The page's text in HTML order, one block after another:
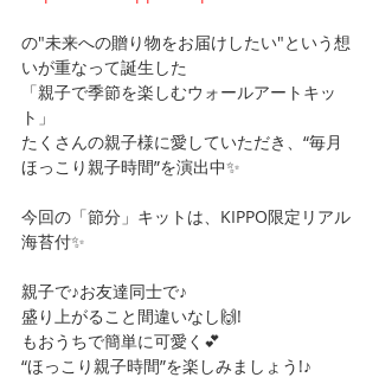
の"未来への贈り物をお届けしたい"という想
いが重なって誕生した
「親子で季節を楽しむウォールアートキッ
ト」
⁡たくさんの親子様に愛していただき、“毎月
ほっこり親子時間”を演出中✨
今回の「節分」キットは、KIPPO限定リアル
海苔付✨
親子で♪お友達同士で♪
盛り上がること間違いなし🙌!
もおうちで簡単に可愛く💕
⁡“ほっこり親子時間”を楽しみましょう!♪